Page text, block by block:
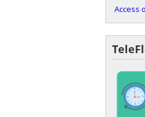
Access